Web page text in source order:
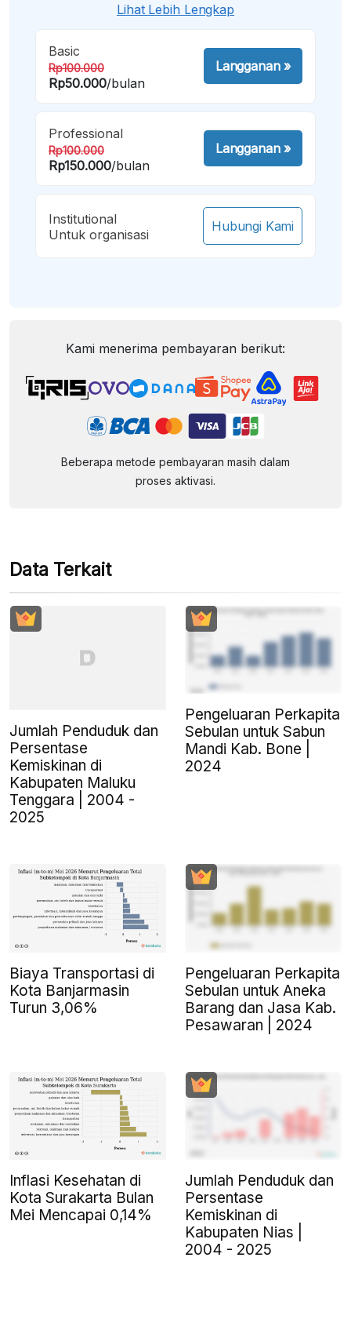
Lihat Lebih Lengkap
Basic
Rp100.000
Rp50.000/bulan
Langganan»
Professional
Rp100.000
Rp150.000/bulan
Langganan»
Institutional
Untuk organisasi
Hubungi Kami
Kami menerima pembayaran berikut:
Beberapa metode pembayaran masih dalam
proses aktivasi.
Data Terkait
Jumlah Penduduk dan
Persentase
Kemiskinan di
Kabupaten Maluku
Tenggara | 2004 -
2025
Pengeluaran Perkapita
Sebulan untuk Sabun
Mandi Kab. Bone |
2024
Biaya Transportasi di
Kota Banjarmasin
Turun 3,06%
Pengeluaran Perkapita
Sebulan untuk Aneka
Barang dan Jasa Kab.
Pesawaran | 2024
Inflasi Kesehatan di
Kota Surakarta Bulan
Mei Mencapai 0,14%
Jumlah Penduduk dan
Persentase
Kemiskinan di
Kabupaten Nias |
2004 - 2025